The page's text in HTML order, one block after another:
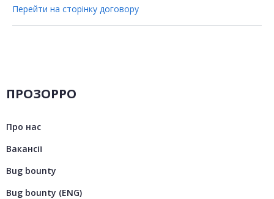
Перейти на сторінку договору
ПРОЗОРРО
Про нас
Вакансії
Bug bounty
Bug bounty (ENG)